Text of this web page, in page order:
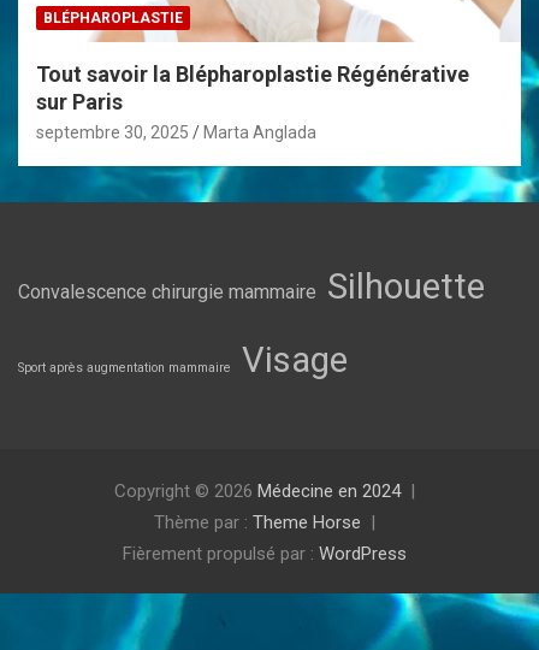
BLÉPHAROPLASTIE
Tout savoir la Blépharoplastie Régénérative
sur Paris
septembre 30, 2025 Marta Anglada
Convalescence chirurgie mammaire Silhouette
Sport après augmentation mammaire Visage
Copyright © 2026 Médecine en 2024
Thème par : Theme Horse
Fièrement propulsé par : WordPress